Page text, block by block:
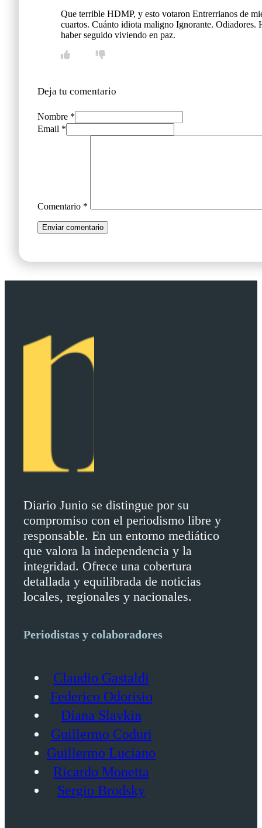
Que terrible HDMP, y esto votaron Entrerrianos de
cuartos. Cuánto idiota maligno Ignorante. Odiadores.
haber seguido viviendo en paz.
Deja tu comentario
Nombre *
Email *
Comentario *
Diario Junio se distingue por su
compromiso con el periodismo libre y
responsable. En un entorno mediático
que valora la independencia y la
integridad. Ofrece una cobertura
detallada y equilibrada de noticias
locales, regionales y nacionales.
Periodistas y colaboradores
Claudio Gastaldi
Federico Odorisio
Diana Slavkin
Guillermo Coduri
Guillermo Luciano
Ricardo Monetta
Sergio Brodsky